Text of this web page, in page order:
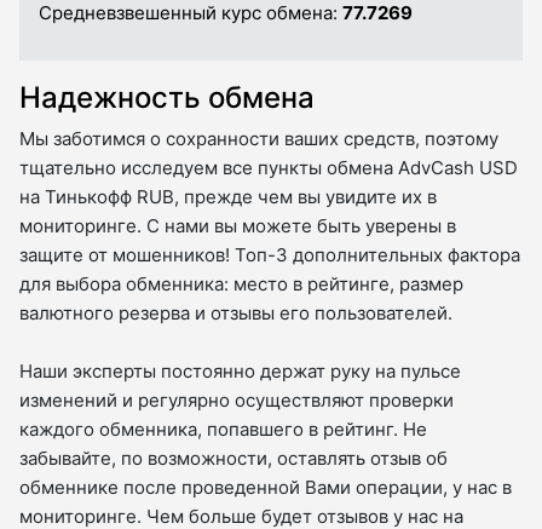
Средневзвешенный курс обмена: 77.7269
Надежность обмена
Мы заботимся о сохранности ваших средств, поэтому
тщательно исследуем все пункты обмена AdvCash USD
на Тинькофф RUB, прежде чем вы увидите их в
мониторинге. С нами вы можете быть уверены в
защите от мошенников! Топ-3 дополнительных фактора
для выбора обменника: место в рейтинге, размер
валютного резерва и отзывы его пользователей.
Наши эксперты постоянно держат руку на пульсе
изменений и регулярно осуществляют проверки
каждого обменника, попавшего в рейтинг. Не
забывайте, по возможности, оставлять отзыв об
обменнике после проведенной Вами операции, у нас в
мониторинге. Чем больше будет отзывов у нас на